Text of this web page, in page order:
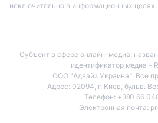
исключительно в информационных целях.
Субъект в сфере онлайн-медиа;
идентификатор медиа -
ООО "Адвайз Украина". Все
Адрес: 02094, г. Киев, бульв.
Телефон: +380 66
Электронная почта: